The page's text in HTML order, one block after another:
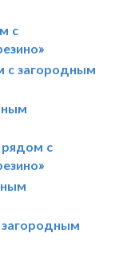
с
с загородным
рядом с